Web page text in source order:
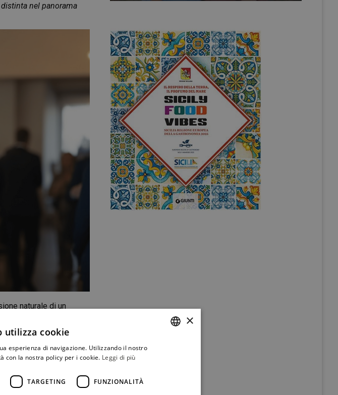
nel panorama
naturale di un
esperienze dell’hotel,
sul mare.
villa, che introduce una
restituisce
il legame tra la
×
utilizza cookie
esperienza di navigazione. Utilizzando il nostro
con la nostra policy per i cookie. Leggi di più
TARGETING FUNZIONALITÀ